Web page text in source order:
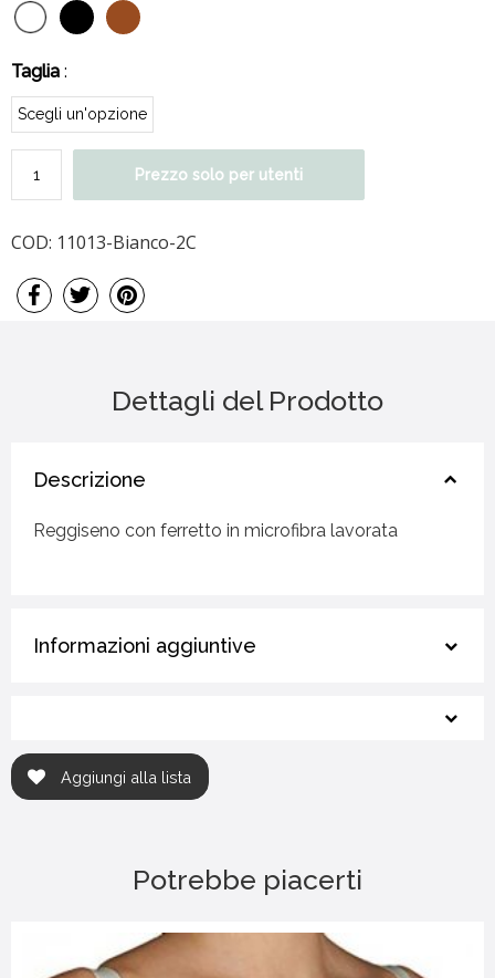
Taglia :
Prezzo solo per utenti
COD: 11013-Bianco-2C
Dettagli del Prodotto
Descrizione
Reggiseno con ferretto in microfibra lavorata
Informazioni aggiuntive
Aggiungi alla lista
Potrebbe piacerti